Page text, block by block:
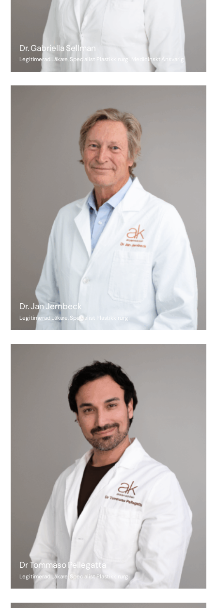
Dr. Gabriella Sellman
Legitimerad Läkare, Specialist Plastikkirurgi, Medicinskt Ansvarig
Dr. Jan Jernbeck
Legitimerad Läkare, Specialist Plastikkirurgi
Dr Tommaso Pellegatta
Legitimerad Läkare, Specialist Plastikkirurgi